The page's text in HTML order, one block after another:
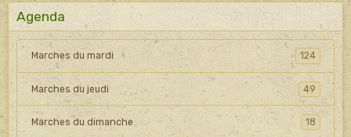
Agenda
Marches du mardi 124
Marches du jeudi 49
Marches du dimanche 18